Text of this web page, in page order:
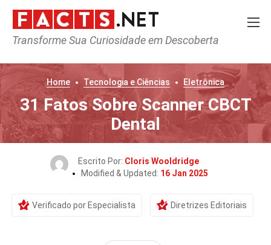
Transforme Sua Curiosidade em Descoberta
Home Tecnologia e Ciências Eletrônica
31 Fatos Sobre Scanner CBCT
Dental
Escrito Por: Cloris Wooldridge
Modified & Updated: 16 Jan 2025
Verificado por Especialista Diretrizes Editoriais